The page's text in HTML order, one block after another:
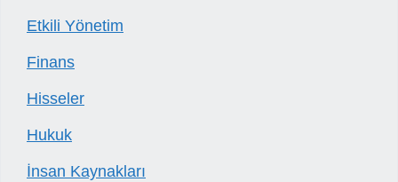
Etkili Yönetim
Finans
Hisseler
Hukuk
İnsan Kaynakları